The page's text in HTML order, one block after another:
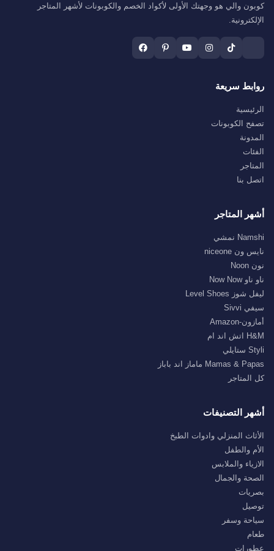
كوبون والي هو وجهتك الأولى لأكواد الخصم والكوبونات لأشهر المتاجر
الإلكترونية.
روابط سريعة
الرئيسية
تصفح الكوبونات
المدونة
الفئات
المتاجر
اتصل بنا
أشهر المتاجر
Namshi نمشي
نايس ون niceone
نون Noon
ناو ناو Now Now
ليفل شوز Level Shoes
سيفي Sivvi
أمازون-Amazon
H&M اتش اند ام
Styli ستايلي
Mamas & Papas ماماز اند باباز
كل المتاجر
أشهر التصنيفات
الأثاث المنزلي وادوات الطبخ
الأم والطفل
الازياء والملابس
الصحة والجمال
بصريات
توصيل
سياحة وسفر
طعام
عطورات